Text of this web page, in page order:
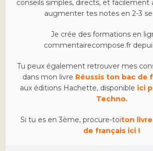
conseils simples, directs, et facilement
augmenter tes notes en 2-3
Je crée des formations en
commentairecompose.fr
Tu peux également retrouver mes
dans mon livre Réussis ton bac de
aux éditions Hachette, disponible ici
Techno.
Si tu es en 3ème, procure-toiton
de français ici !